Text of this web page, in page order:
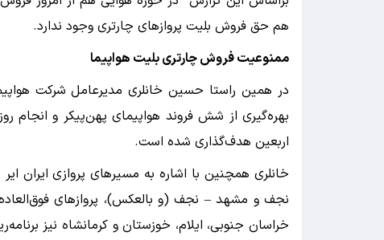
هم حق فروش بلیت پروازهای چارتری وجود ندارد.
ممنوعیت فروش چارتری بلیت هواپیما
در همین راستا حسین خانلری مدیرعامل شرکت
اربعین هدف‌گذاری شده است.
خانلری همچنین با اشاره به مسیرهای پروازی ایران
نجف و مشهد – نجف (و بالعکس)، پروازهای
خراسان جنوبی، ایلام، خوزستان و کرمانشاه نیز